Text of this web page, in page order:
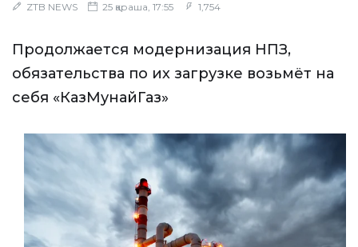
ZTB NEWS 25 қараша, 17:55 1,754
Продолжается модернизация НПЗ,
обязательства по их загрузке возьмёт на
себя «КазМунайГаз»